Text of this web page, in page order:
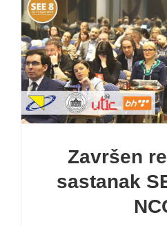
Završen
sastanak